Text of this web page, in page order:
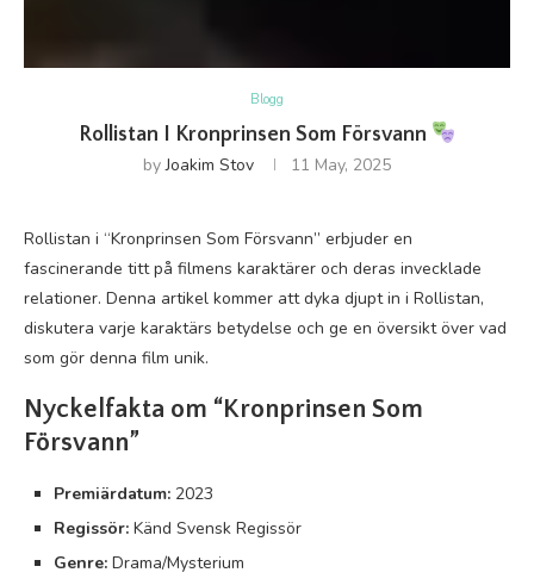
Blogg
Rollistan I Kronprinsen Som Försvann
byJoakim Stov 11 May, 2025
Rollistan i “Kronprinsen Som Försvann” erbjuder en
fascinerande titt på filmens karaktärer och deras invecklade
relationer. Denna artikel kommer att dyka djupt in i Rollistan,
diskutera varje karaktärs betydelse och ge en översikt över vad
som gör denna film unik.
Nyckelfakta om “Kronprinsen Som
Försvann”
Premiärdatum: 2023
Regissör: Känd Svensk Regissör
Genre: Drama/Mysterium